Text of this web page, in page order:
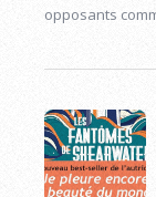
opposants